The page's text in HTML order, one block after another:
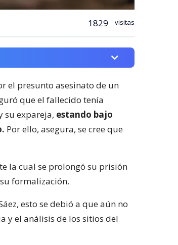
1829 visitas
el presunto asesinato de un
que el fallecido tenía
su expareja, estando bajo
Por ello, asegura, se cree que
la cual se prolongó su prisión
formalización.
esto se debió a que aún no
y el análisis de los sitios del